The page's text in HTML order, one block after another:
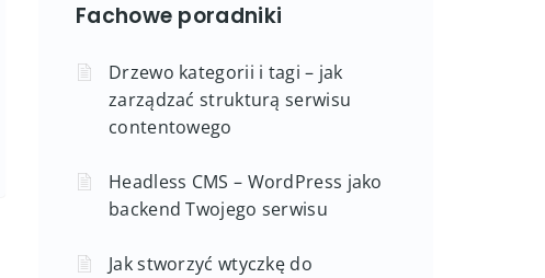
Fachowe poradniki
Drzewo kategorii i tagi – jak
zarządzać strukturą serwisu
contentowego
Headless CMS – WordPress jako
backend Twojego serwisu
Jak stworzyć wtyczkę do